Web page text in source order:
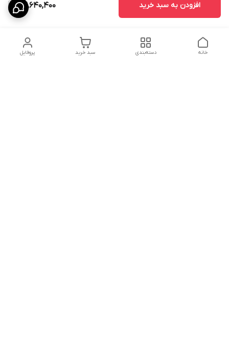
42,640,400 افزودن به سبد خرید
پروفایل سبد خرید دسته‌بندی خانه